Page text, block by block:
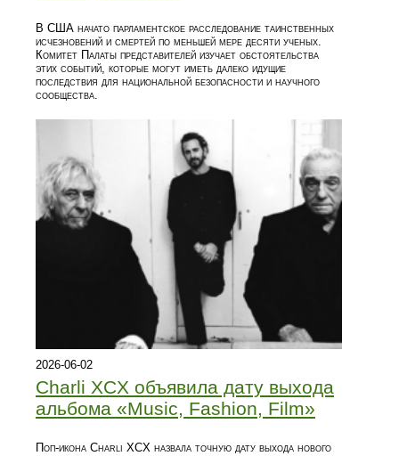
В США начато парламентское расследование таинственных
исчезновений и смертей по меньшей мере десяти ученых.
Комитет Палаты представителей изучает обстоятельства
этих событий, которые могут иметь далеко идущие
последствия для национальной безопасности и научного
сообщества.
2026-06-02
Charli XCX объявила дату выхода
альбома «Music, Fashion, Film»
Поп-икона Charli XCX назвала точную дату выхода нового